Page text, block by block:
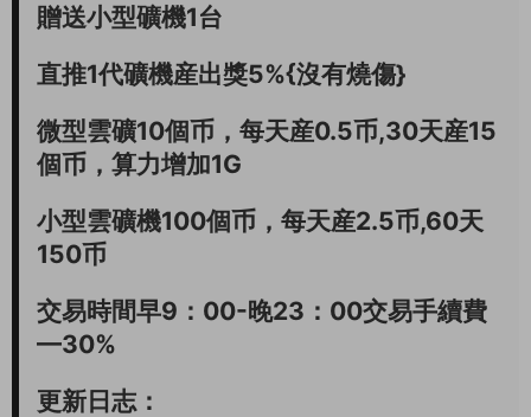
贈送小型礦機1台
直推1代礦機産出獎5%{沒有燒傷}
微型雲礦10個币，每天産0.5币,30天産15
個币，算力增加1G
小型雲礦機100個币，每天産2.5币,60天
150币
交易時間早9：00-晚23：00交易手續費
—30%
更新日志：